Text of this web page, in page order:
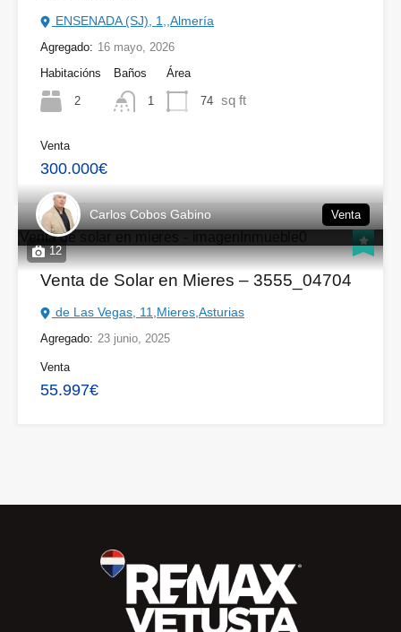
ENSENADA (SJ), 1,,Almería
Agregado: 16 mayo, 2026
Habitacións
2
Baños
1
Área
74 sq ft
Venta
300.000€
12
Carlos Cobos Gabino Venta
Venta de Solar en Mieres – 3555_04704
de Las Vegas, 11,Mieres,Asturias
Agregado: 23 junio, 2025
Venta
55.997€